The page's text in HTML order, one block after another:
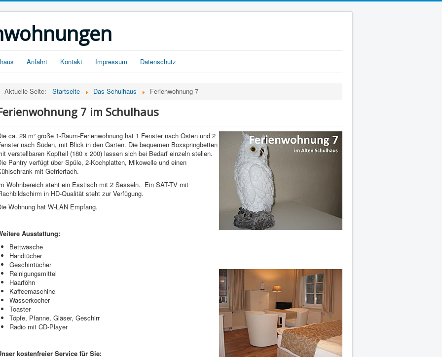
Anfahrt Kontakt Impressum Datenschutz
Aktuelle Seite: Startseite Das Schulhaus Ferienwohnung 7
7 im Schulhaus
ca. 29 m² große 1-Raum-Ferienwohnung hat 1 Fenster nach Osten und 2
nach Süden, mit Blick in den Garten. Die bequemen Boxspringbetten
verstellbaren Kopfteil (180 x 200) lassen sich bei Bedarf einzeln stellen.
Pantry verfügt über Spüle, 2-Kochplatten, Mikowelle und einen
mit Gefrierfach.
Wohnbereich steht ein Esstisch mit 2 Sesseln. Ein SAT-TV mit
in HD-Qualität steht zur Verfügung.
Wohnung hat W-LAN Empfang.
Ausstattung:
Bettwäsche
Handtücher
Geschirrtücher
Reinigungsmittel
Haarföhn
Kaffeemaschine
Wasserkocher
Toaster
Töpfe, Pfanne, Gläser, Geschirr
Radio mit CD-Player
kostenfreier Service für Sie: